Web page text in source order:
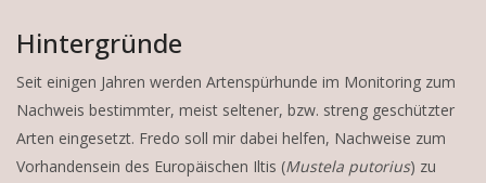
Hintergründe
Seit einigen Jahren werden Artenspürhunde im Monitoring zum
Nachweis bestimmter, meist seltener, bzw. streng geschützter
Arten eingesetzt. Fredo soll mir dabei helfen, Nachweise zum
Vorhandensein des Europäischen Iltis (Mustela putorius) zu